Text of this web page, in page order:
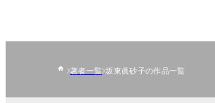
著者一覧 坂東眞砂子の作品一覧